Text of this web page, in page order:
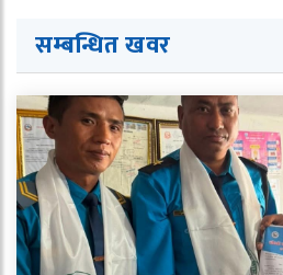
सम्बन्धित खवर